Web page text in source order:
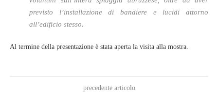
previsto l’installazione di bandiere e lucidi attorno
all’edificio stesso.
Al termine della presentazione è stata aperta la visita alla mostra.
precedente articolo